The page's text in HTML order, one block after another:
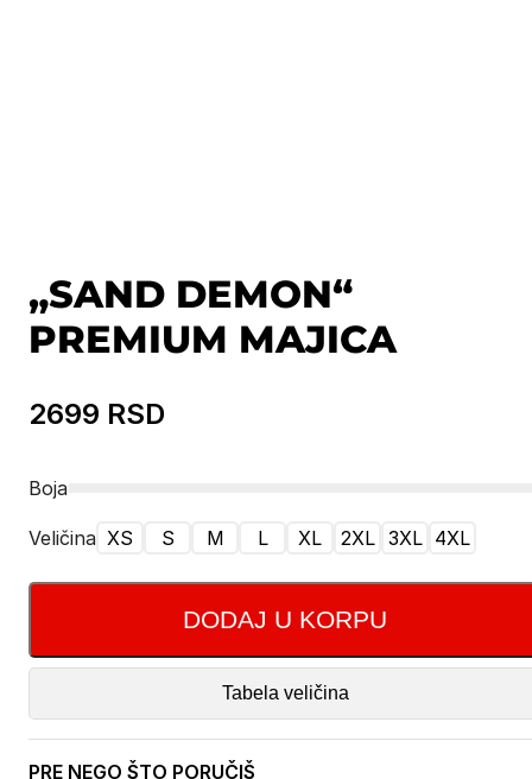
„SAND DEMON“
PREMIUM MAJICA
2699 RSD
Boja
Veličina XS S M L XL 2XL 3XL 4XL
DODAJ U KORPU
Tabela veličina
PRE NEGO ŠTO PORUČIŠ